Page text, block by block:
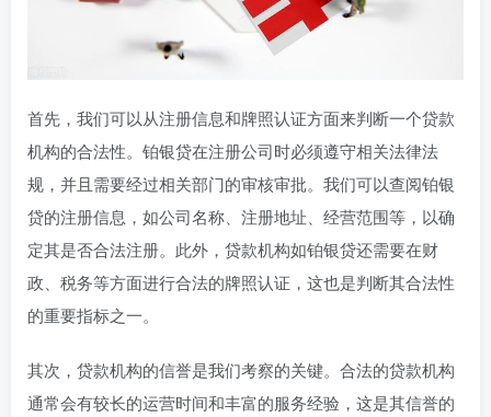
首先，我们可以从注册信息和牌照认证方面来判断一个贷款
机构的合法性。铂银贷在注册公司时必须遵守相关法律法
规，并且需要经过相关部门的审核审批。我们可以查阅铂银
贷的注册信息，如公司名称、注册地址、经营范围等，以确
定其是否合法注册。此外，贷款机构如铂银贷还需要在财
政、税务等方面进行合法的牌照认证，这也是判断其合法性
的重要指标之一。
其次，贷款机构的信誉是我们考察的关键。合法的贷款机构
通常会有较长的运营时间和丰富的服务经验，这是其信誉的